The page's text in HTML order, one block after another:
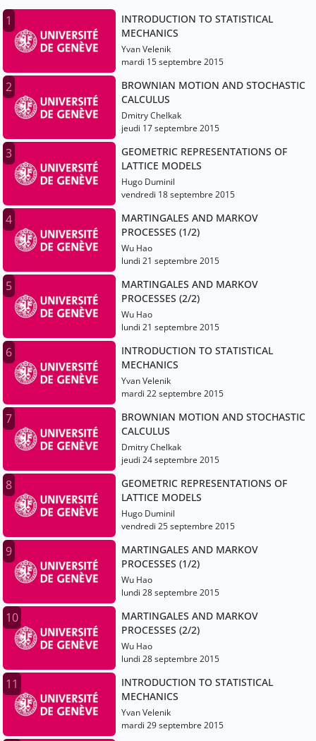
1
INTRODUCTION TO STATISTICAL
MECHANICS
Yvan Velenik
mardi 15 septembre 2015
2
BROWNIAN MOTION AND STOCHASTIC
CALCULUS
Dmitry Chelkak
jeudi 17 septembre 2015
3
GEOMETRIC REPRESENTATIONS OF
LATTICE MODELS
Hugo Duminil
vendredi 18 septembre 2015
4
MARTINGALES AND MARKOV
PROCESSES (1/2)
Wu Hao
lundi 21 septembre 2015
5
MARTINGALES AND MARKOV
PROCESSES (2/2)
Wu Hao
lundi 21 septembre 2015
6
INTRODUCTION TO STATISTICAL
MECHANICS
Yvan Velenik
mardi 22 septembre 2015
7
BROWNIAN MOTION AND STOCHASTIC
CALCULUS
Dmitry Chelkak
jeudi 24 septembre 2015
8
GEOMETRIC REPRESENTATIONS OF
LATTICE MODELS
Hugo Duminil
vendredi 25 septembre 2015
9
MARTINGALES AND MARKOV
PROCESSES (1/2)
Wu Hao
lundi 28 septembre 2015
10
MARTINGALES AND MARKOV
PROCESSES (2/2)
Wu Hao
lundi 28 septembre 2015
11
INTRODUCTION TO STATISTICAL
MECHANICS
Yvan Velenik
mardi 29 septembre 2015